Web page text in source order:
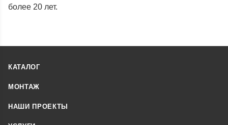
более 20 лет.
КАТАЛОГ
МОНТАЖ
НАШИ ПРОЕКТЫ